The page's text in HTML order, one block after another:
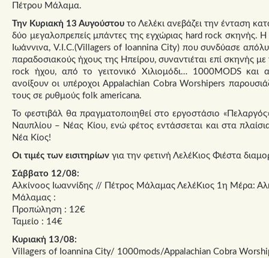
Πέτρου Μάλαμα.
Την Κυριακή 13 Αυγούστου το Λελέκι ανεβάζει την ένταση
δύο μεγαλοπρεπείς μπάντες της εγχώριας hard rock σκηνής.
Ιωάννινα, V.I.C.(Villagers of Ioannina City) που συνδύασε
παραδοσιακούς ήχους της Ηπείρου, συναντιέται επί σκηνής
rock ήχου, από το γειτονικό Χιλιομόδι… 1000MODS και
ανοίξουν οι υπέροχοι Appalachian Cobra Worshipers
τους σε ρυθμούς folk americana.
Το φεστιβάλ θα πραγματοποιηθεί στο εργοστάσιο
Ναυπλίου – Νέας Κίου, ενώ φέτος εντάσσεται και στα
Νέα Κίος!
Οι τιμές των εισιτηρίων για την φετινή ΛελέΚιος Φιέστα
Σάββατο 12/08:
Αλκίνοος Ιωαννίδης // Πέτρος Μάλαμας ΛελέΚιος 1η Μέρα:
Μάλαμας :
Προπώληση : 12€
Ταμείο : 14€
Κυριακή 13/08:
Villagers of Ioannina City/ 1000mods/Appalachian Cobra